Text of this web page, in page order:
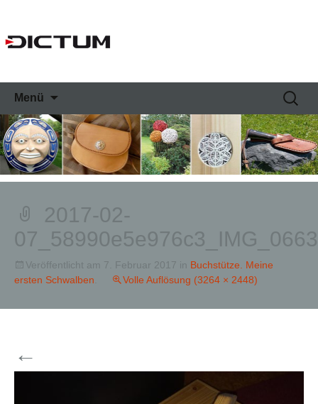
Menü
Inhalt
Suchen
nach:
2017-02-
07_58990e5e976c3_IMG_0663
Veröffentlicht am 7. Februar 2017 in Buchstütze. Meine
ersten Schwalben
Volle Auflösung (3264 × 2448)
←